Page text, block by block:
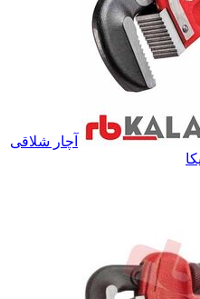
آچار شلاقی